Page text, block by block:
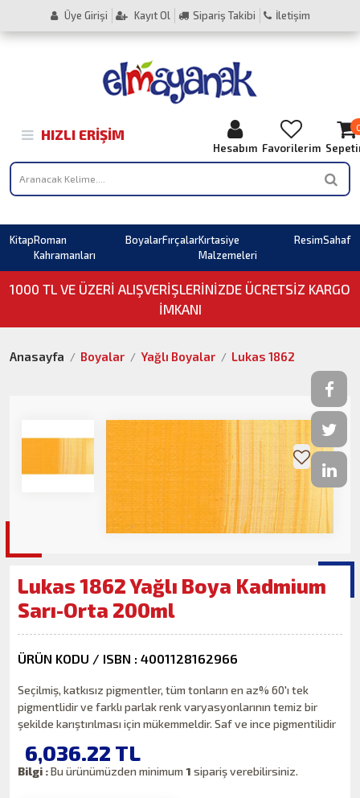
Üye Girişi Kayıt Ol Sipariş Takibi İletişim
HIZLI ERIŞIM
Hesabım Favorilerim
KitapRoman
Kahramanları
BoyalarFırçalarKırtasiye
Malzemeleri
ResimSahaf
1000 TL VE ÜZERI ALIŞVERIŞLERINIZDE ÜCRETSİZ KARGO
İMKANI
Anasayfa Boyalar Yağlı Boyalar Lukas 1862
Lukas 1862 Yağlı Boya Kadmium
Sarı-Orta 200ml
ÜRÜN KODU / ISBN : 4001128162966
Seçilmiş, katkısız pigmentler, tüm tonların en az% 60'ı tek
pigmentlidir ve farklı parlak renk varyasyonlarının temiz bir
şekilde karıştırılması için mükemmeldir. Saf ve ince pigmentilidir
6,036.22 TL
Bilgi :Bu ürünümüzden minimum1sipariş verebilirsiniz.